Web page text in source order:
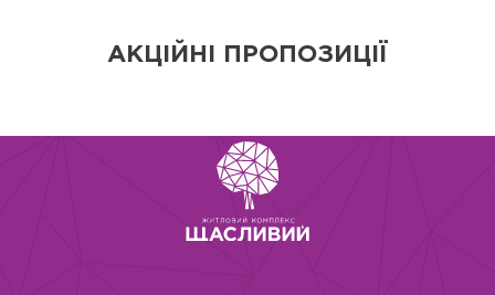
АКЦІЙНІ ПРОПОЗИЦІЇ